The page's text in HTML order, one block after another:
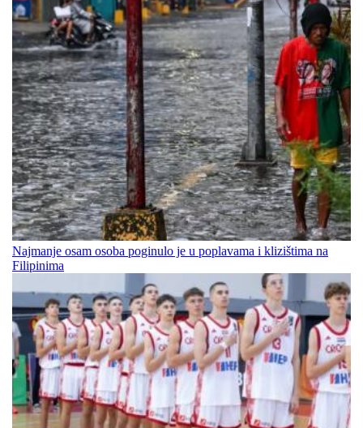
Najmanje osam osoba poginulo je u poplavama i klizištima na
Filipinima